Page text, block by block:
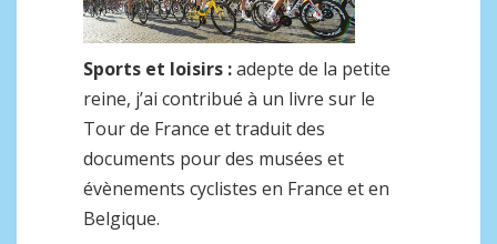
Sports et loisirs :adepte de la petite
reine, j’ai contribué à un livre sur le
Tour de France et traduit des
documents pour des musées et
évènements cyclistes en France et en
Belgique.